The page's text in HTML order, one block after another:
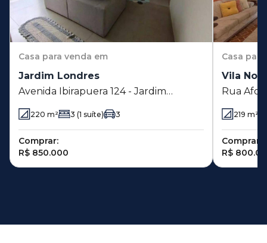
Casa para venda em
Jardim Londres
Avenida Ibirapuera 124 - Jardim
Londres - Campinas - SP
220 m² 3 (1 suíte) 3
Comprar:
R$ 850.000
Casa
Vila
Rua
José -
219 m²
Comprar:
R$